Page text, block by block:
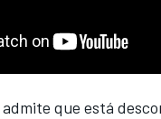
admite que está